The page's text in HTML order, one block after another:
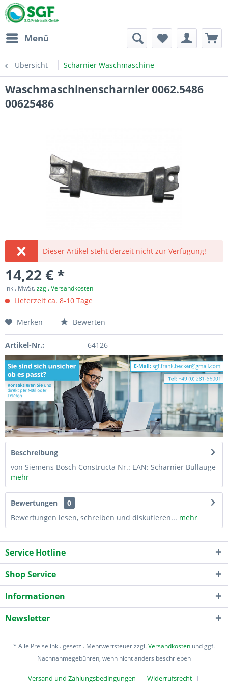
Menü
Übersicht Scharnier Waschmaschine
Waschmaschinenscharnier 0062.5486
00625486
Dieser Artikel steht derzeit nicht zur Verfügung!
14,22 € *
inkl. MwSt.zzgl. Versandkosten
Lieferzeit ca. 8-10 Tage
Merken Bewerten
Artikel-Nr.: 64126
Beschreibung
von Siemens Bosch Constructa Nr.: EAN: Scharnier Bullauge
mehr
Bewertungen
0
Bewertungen lesen, schreiben und diskutieren... mehr
Service Hotline
Shop Service
Informationen
Newsletter
* Alle Preise inkl. gesetzl. Mehrwertsteuer zzgl.Versandkosten und ggf.
Nachnahmegebühren, wenn nicht anders beschrieben
Versand und Zahlungsbedingungen Widerrufsrecht